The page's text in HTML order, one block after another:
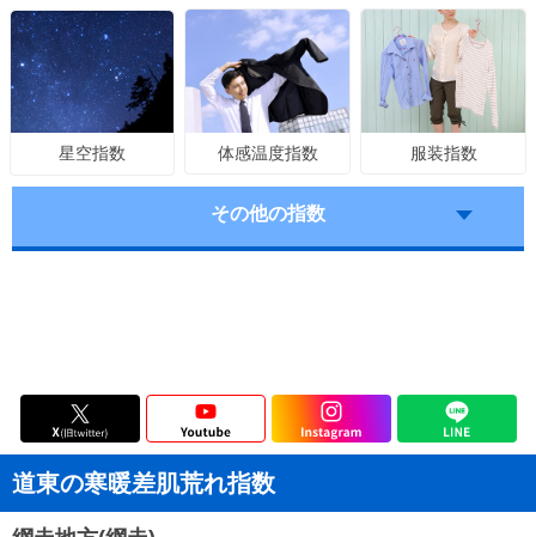
星空指数 体感温度指数 服装指数
その他の指数
道東の寒暖差肌荒れ指数